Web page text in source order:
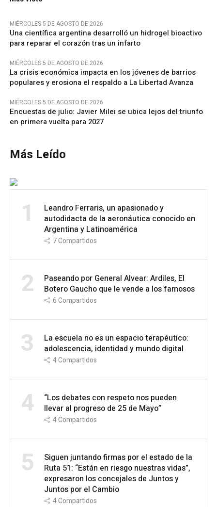
MIÉRCOLES 5 DE AGOSTO DE 2026
Una científica argentina desarrolló un hidrogel bioactivo
para reparar el corazón tras un infarto
MIÉRCOLES 5 DE AGOSTO DE 2026
La crisis económica impacta en los jóvenes de barrios
populares y erosiona el respaldo a La Libertad Avanza
MIÉRCOLES 5 DE AGOSTO DE 2026
Encuestas de julio: Javier Milei se ubica lejos del triunfo
en primera vuelta para 2027
Más Leído
1
Leandro Ferraris, un apasionado y
autodidacta de la aeronáutica conocido en
Argentina y Latinoamérica
7Compartidos
2
Paseando por General Alvear: Ardiles, El
Botero Gaucho que le vende a los famosos
6Compartidos
3
La escuela no es un espacio terapéutico:
adolescencia, identidad y mundo digital
4Compartidos
4
“Los debates con respeto nos pueden
llevar al progreso de 25 de Mayo”
4Compartidos
5
Siguen juntando firmas por el estado de la
Ruta 51: “Están en riesgo nuestras vidas”,
expresaron los concejales de Juntos y
Juntos por el Cambio
4Compartidos